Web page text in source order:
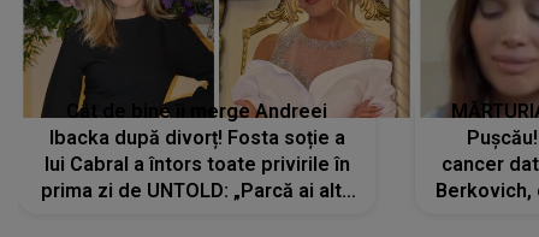
Cât de bine îi merge Andreei
Ibacka după divorț! Fosta soție a
lui Cabral a întors toate privirile în
prima zi de UNTOLD: „Parcă ai altă
cancer
Berkovich,